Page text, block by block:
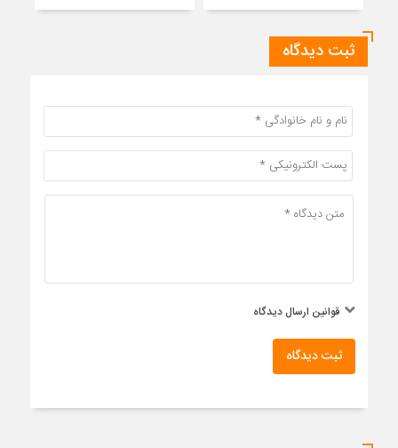
ثبت دیدگاه
قوانین ارسال دیدگاه
ثبت دیدگاه